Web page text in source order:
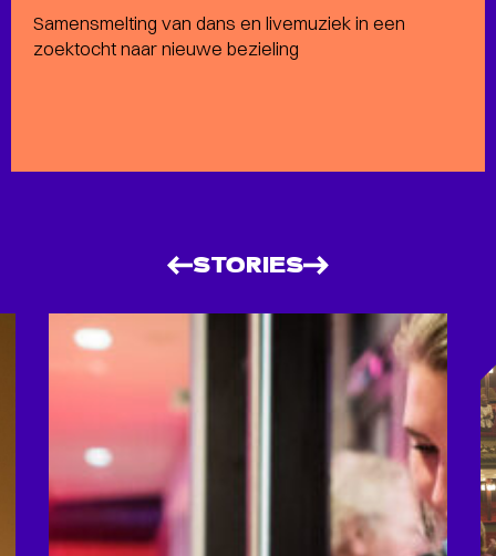
Samensmelting van dans en livemuziek in een
zoektocht naar nieuwe bezieling
STORIES